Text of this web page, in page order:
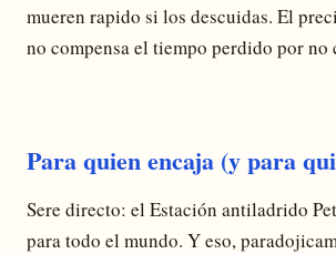
mueren rapido si los descuidas. El
no compensa el tiempo perdido por no
Para quien encaja (y para
Sere directo: el Estación antiladrido
para todo el mundo. Y eso,